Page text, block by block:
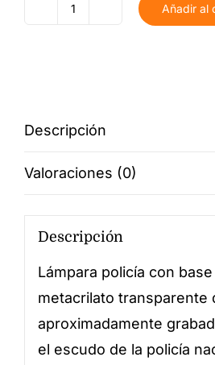
Añadir al
Descripción
Valoraciones (0)
Descripción
Lámpara policía con
metacrilato transparente
aproximadamente
el escudo de la policía